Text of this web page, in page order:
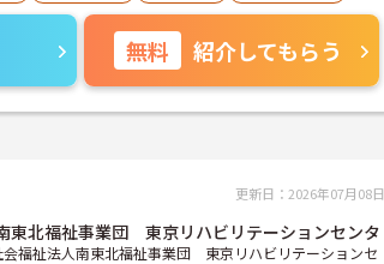
無料 紹介してもらう
更新日：2026年07月08日
東北福祉事業団 東京リハビリテーションセンタ
会福祉法人南東北福祉事業団 東京リハビリテーションセ